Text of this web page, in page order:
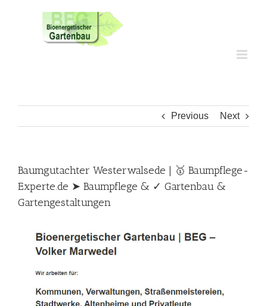
Previous Next
Baumgutachter Westerwalsede | 🥇 Baumpflege-
Experte.de ➤ Baumpflege & ✓ Gartenbau &
Gartengestaltungen